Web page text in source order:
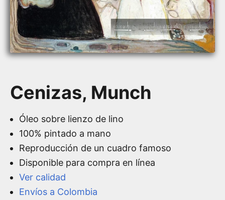
Cenizas, Munch
Óleo sobre lienzo de lino
100% pintado a mano
Reproducción de un cuadro famoso
Disponible para compra en línea
Ver calidad
Envíos a Colombia